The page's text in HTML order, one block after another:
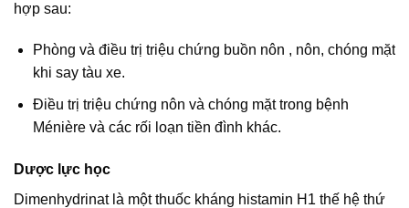
hợp sau:
Phòng và điều trị triệu chứng buồn nôn , nôn, chóng mặt
khi say tàu xe.
Điều trị triệu chứng nôn và chóng mặt trong bệnh
Ménière và các rối loạn tiền đình khác.
Dược lực học
Dimenhydrinat là một thuốc kháng histamin H1 thế hệ thứ